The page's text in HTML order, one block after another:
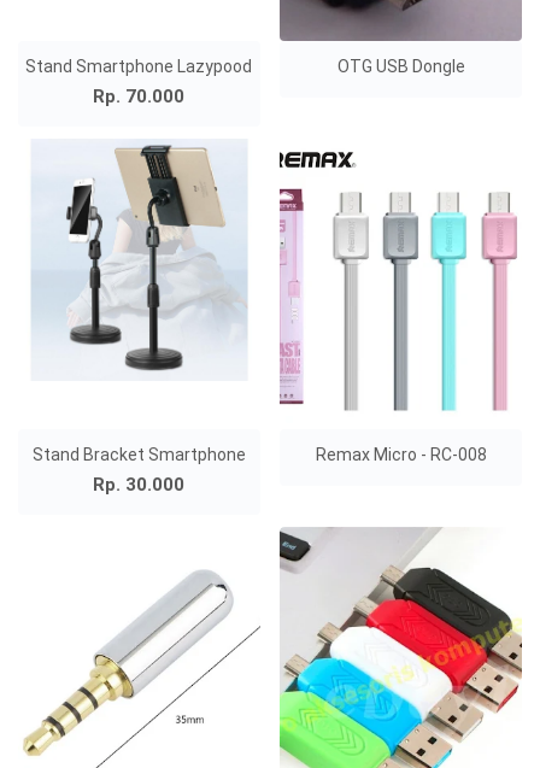
Stand Smartphone Lazypood
Rp. 70.000
OTG USB Dongle
Stand Bracket Smartphone
Rp. 30.000
Remax Micro - RC-008